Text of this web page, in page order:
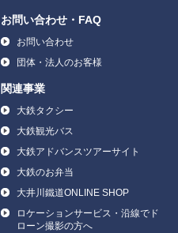
お問い合わせ・FAQ
お問い合わせ
団体・法人のお客様
関連事業
大鉄タクシー
大鉄観光バス
大鉄アドバンスツアーサイト
大鉄のお弁当
大井川鐵道ONLINE SHOP
ロケーションサービス・沿線でド
ローン撮影の方へ